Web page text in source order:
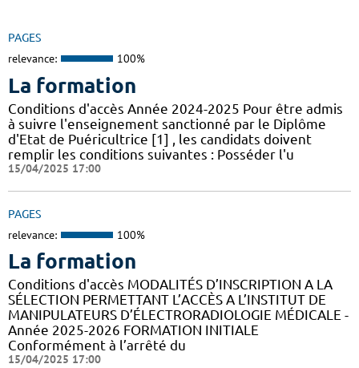
PAGES
relevance: 100%
La formation
Conditions d'accès Année 2024-2025 Pour être admis
à suivre l'enseignement sanctionné par le Diplôme
d'Etat de Puéricultrice [1] , les candidats doivent
remplir les conditions suivantes : Posséder l'u
15/04/2025 17:00
PAGES
relevance: 100%
La formation
Conditions d'accès MODALITÉS D’INSCRIPTION A LA
SÉLECTION PERMETTANT L’ACCÈS A L’INSTITUT DE
MANIPULATEURS D’ÉLECTRORADIOLOGIE MÉDICALE -
Année 2025-2026 FORMATION INITIALE
Conformément à l’arrêté du
15/04/2025 17:00